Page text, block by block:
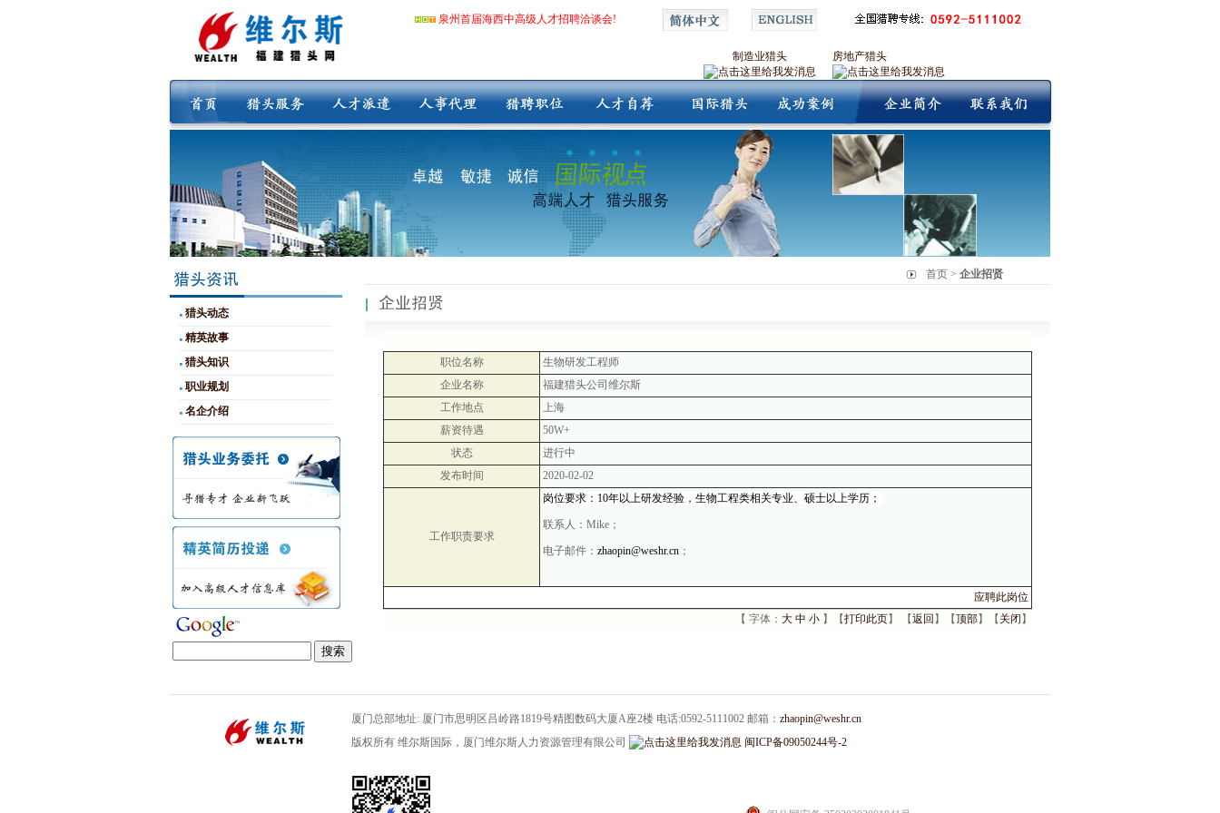
泉州首届海西中高级人才招聘洽谈会!
制造业猎头 房地产猎头
猎头动态
精英故事
猎头知识
职业规划
名企介绍
首页 > 企业招贤
职位名称
生物研发工程师
企业名称
福建猎头公司维尔斯
工作地点
上海
薪资待遇
50W+
状态
进行中
发布时间
2020-02-02
工作职责要求
岗位要求： 10年以上研发经验，生物工程类相关专业、硕士以上学历；
联系人： Mike ；
电子邮件： zhaopin@weshr.cn ；
应聘此岗位
【 字体： 大 中 小 】【打印此页】 【返回 】【顶部】【 关闭 】
厦门总部地址: 厦门市思明区吕岭路1819号精图数码大厦A座2楼 电话:0592-5111002 邮箱： zhaopin@weshr.cn
版权所有 维尔斯国际，厦门维尔斯人力资源管理有限公司
闽ICP备09050244号-2